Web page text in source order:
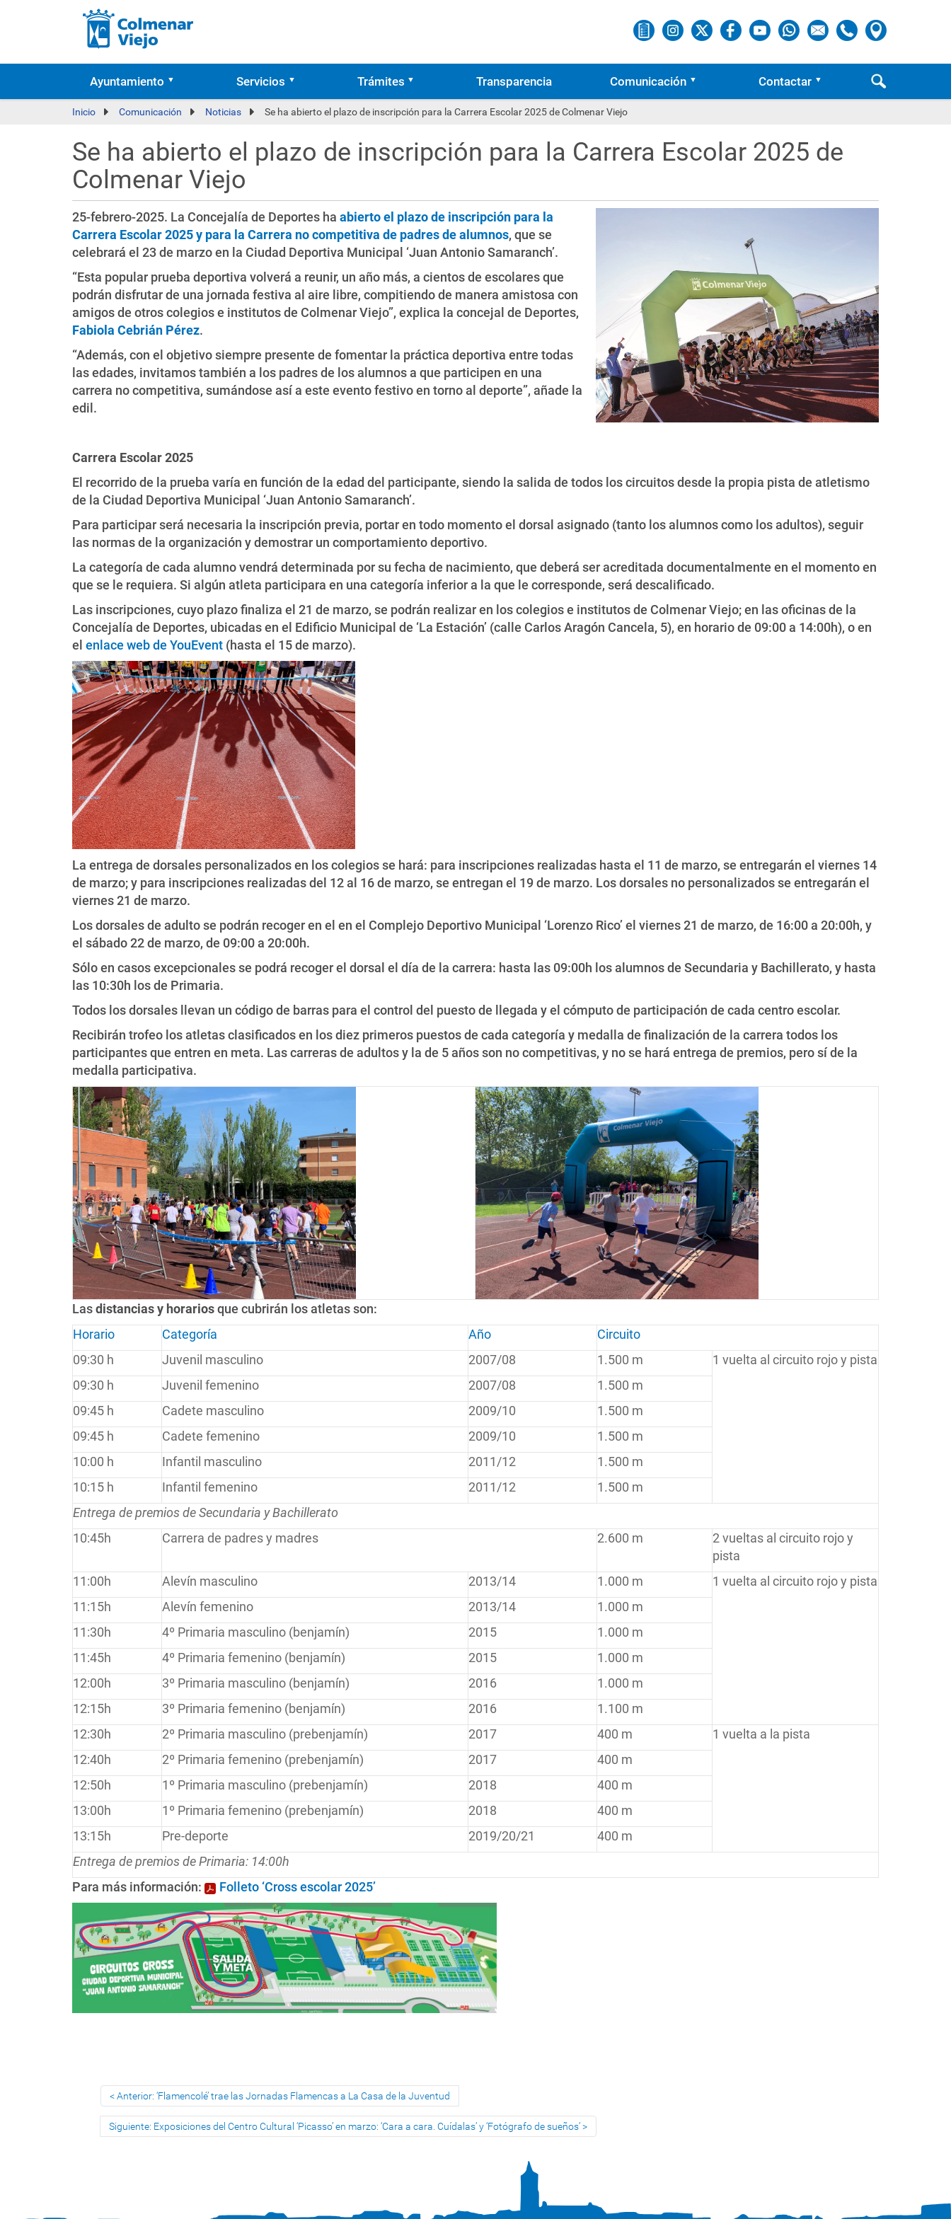
Ayuntamiento Servicios Trámites Transparencia Comunicación Contactar
Inicio Comunicación Noticias Se ha abierto el plazo de inscripción para la Carrera Escolar 2025 de Colmenar Viejo
Se ha abierto el plazo de inscripción para la Carrera Escolar 2025 de
Colmenar Viejo
25-febrero-2025. La Concejalía de Deportes ha abierto el plazo de inscripción para la
Carrera Escolar 2025 y para la Carrera no competitiva de padres de alumnos, que se
celebrará el 23 de marzo en la Ciudad Deportiva Municipal ‘Juan Antonio Samaranch’.
“Esta popular prueba deportiva volverá a reunir, un año más, a cientos de escolares que
podrán disfrutar de una jornada festiva al aire libre, compitiendo de manera amistosa con
amigos de otros colegios e institutos de Colmenar Viejo”, explica la concejal de Deportes,
Fabiola Cebrián Pérez.
“Además, con el objetivo siempre presente de fomentar la práctica deportiva entre todas
las edades, invitamos también a los padres de los alumnos a que participen en una
carrera no competitiva, sumándose así a este evento festivo en torno al deporte”, añade la
edil.
Carrera Escolar 2025
El recorrido de la prueba varía en función de la edad del participante, siendo la salida de todos los circuitos desde la propia pista de atletismo
de la Ciudad Deportiva Municipal ‘Juan Antonio Samaranch’.
Para participar será necesaria la inscripción previa, portar en todo momento el dorsal asignado (tanto los alumnos como los adultos), seguir
las normas de la organización y demostrar un comportamiento deportivo.
La categoría de cada alumno vendrá determinada por su fecha de nacimiento, que deberá ser acreditada documentalmente en el momento en
que se le requiera. Si algún atleta participara en una categoría inferior a la que le corresponde, será descalificado.
Las inscripciones, cuyo plazo finaliza el 21 de marzo, se podrán realizar en los colegios e institutos de Colmenar Viejo; en las oficinas de la
Concejalía de Deportes, ubicadas en el Edificio Municipal de ‘La Estación’ (calle Carlos Aragón Cancela, 5), en horario de 09:00 a 14:00h), o en
el enlace web de YouEvent (hasta el 15 de marzo).
La entrega de dorsales personalizados en los colegios se hará: para inscripciones realizadas hasta el 11 de marzo, se entregarán el viernes 14
de marzo; y para inscripciones realizadas del 12 al 16 de marzo, se entregan el 19 de marzo. Los dorsales no personalizados se entregarán el
viernes 21 de marzo.
Los dorsales de adulto se podrán recoger en el en el Complejo Deportivo Municipal ‘Lorenzo Rico’ el viernes 21 de marzo, de 16:00 a 20:00h, y
el sábado 22 de marzo, de 09:00 a 20:00h.
Sólo en casos excepcionales se podrá recoger el dorsal el día de la carrera: hasta las 09:00h los alumnos de Secundaria y Bachillerato, y hasta
las 10:30h los de Primaria.
Todos los dorsales llevan un código de barras para el control del puesto de llegada y el cómputo de participación de cada centro escolar.
Recibirán trofeo los atletas clasificados en los diez primeros puestos de cada categoría y medalla de finalización de la carrera todos los
participantes que entren en meta. Las carreras de adultos y la de 5 años son no competitivas, y no se hará entrega de premios, pero sí de la
medalla participativa.
Lasdistancias y horariosque cubrirán los atletas son:
Horario
Categoría Año
Circuito
09:30 h
Juvenil masculino 2007/08 1.500 m
1 vuelta al circuito rojo y pista
09:30 h
Juvenil femenino 2007/08
1.500 m
09:45 h
Cadete masculino 2009/10
1.500 m
09:45 h
Cadete femenino 2009/10
1.500 m
10:00 h
Infantil masculino 2011/12
1.500 m
10:15 h
Infantil femenino 2011/12
1.500 m
Entrega de premios de Secundaria y Bachillerato
10:45h
Carrera de padres y madres 2.600 m
2 vueltas al circuito rojo y
pista
11:00h
Alevín masculino 2013/14 1.000 m
1 vuelta al circuito rojo y pista
11:15h
Alevín femenino 2013/14
1.000 m
11:30h
4º Primaria masculino (benjamín) 2015
1.000 m
11:45h
4º Primaria femenino (benjamín) 2015
1.000 m
12:00h
3º Primaria masculino (benjamín) 2016
1.000 m
12:15h
3º Primaria femenino (benjamín) 2016
1.100 m
12:30h
2º Primaria masculino (prebenjamín) 2017 400 m
1 vuelta a la pista
12:40h
2º Primaria femenino (prebenjamín) 2017
400 m
12:50h
1º Primaria masculino (prebenjamín) 2018
400 m
13:00h
1º Primaria femenino (prebenjamín) 2018
400 m
13:15h
Pre-deporte 2019/20/21
400 m
Entrega de premios de Primaria: 14:00h
Para más información:
Folleto ‘Cross escolar 2025’
Anterior: ‘Flamencolé’ trae las Jornadas Flamencas a La Casa de la Juventud
Siguiente: Exposiciones del Centro Cultural ‘Picasso’ en marzo: ‘Cara a cara. Cuídalas’ y ‘Fotógrafo de sueños’